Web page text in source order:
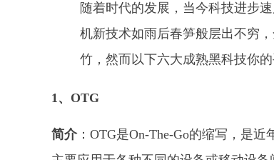
随着时代的发展，当今科技进步
机新技术如雨后春笋般层出不穷
竹，然而以下六大成熟黑科技你
1、OTG
简介：OTG是On-The-Go的缩写，是近